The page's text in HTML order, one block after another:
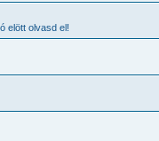
elött olvasd el!